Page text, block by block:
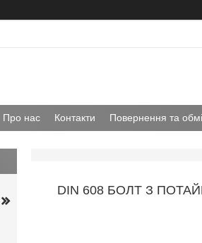
Про нас Контакти Повернення та
DIN 608 БОЛТ З